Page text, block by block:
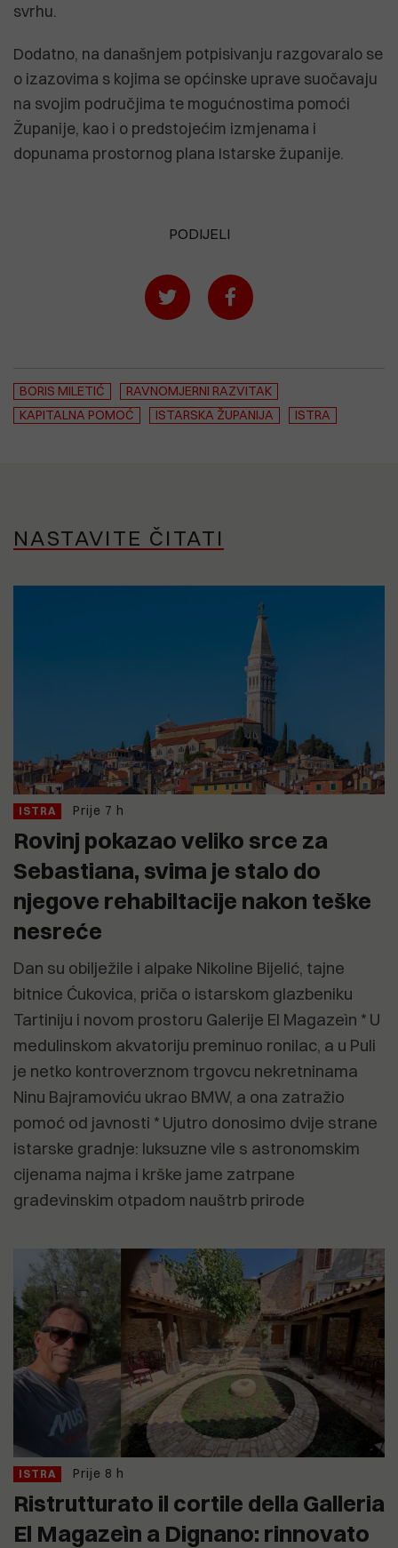
svrhu.
Dodatno, na današnjem potpisivanju razgovaralo se
o izazovima s kojima se općinske uprave suočavaju
na svojim područjima te mogućnostima pomoći
Županije, kao i o predstojećim izmjenama i
dopunama prostornog plana Istarske županije.
PODIJELI
BORIS MILETIĆ
RAVNOMJERNI RAZVITAK
KAPITALNA POMOĆ
ISTARSKA ŽUPANIJA ISTRA
NASTAVITE ČITATI
ISTRA Prije 7 h
Rovinj pokazao veliko srce za
Sebastiana, svima je stalo do
njegove rehabiltacije nakon teške
nesreće
Dan su obilježile i alpake Nikoline Bijelić, tajne
bitnice Ćukovica, priča o istarskom glazbeniku
Tartiniju i novom prostoru Galerije El Magazeìn * U
medulinskom akvatoriju preminuo ronilac, a u Puli
je netko kontroverznom trgovcu nekretninama
Ninu Bajramoviću ukrao BMW, a ona zatražio
pomoć od javnosti * Ujutro donosimo dvije strane
istarske gradnje: luksuzne vile s astronomskim
cijenama najma i krške jame zatrpane
građevinskim otpadom nauštrb prirode
ISTRA Prije 8 h
Ristrutturato il cortile della Galleria
El Magazeìn a Dignano: rinnovato